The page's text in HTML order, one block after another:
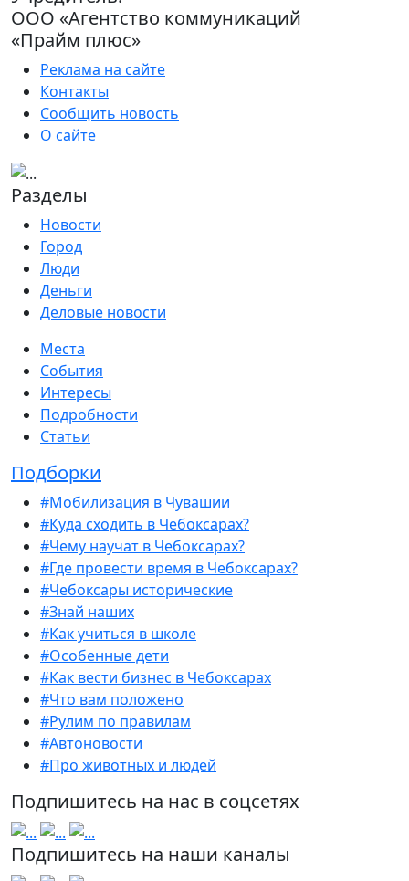
ООО «Агентство коммуникаций
«Прайм плюс»
Реклама на сайте
Контакты
Сообщить новость
О сайте
Разделы
Новости
Город
Люди
Деньги
Деловые новости
Места
События
Интересы
Подробности
Статьи
Подборки
#Мобилизация в Чувашии
#Куда сходить в Чебоксарах?
#Чему научат в Чебоксарах?
#Где провести время в Чебоксарах?
#Чебоксары исторические
#Знай наших
#Как учиться в школе
#Особенные дети
#Как вести бизнес в Чебоксарах
#Что вам положено
#Рулим по правилам
#Автоновости
#Про животных и людей
Подпишитесь на нас в соцсетях
Подпишитесь на наши каналы